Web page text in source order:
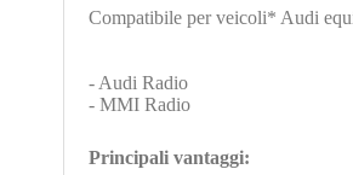
Compatibile per veicoli* Audi
- Audi Radio
- MMI Radio
Principali vantaggi: